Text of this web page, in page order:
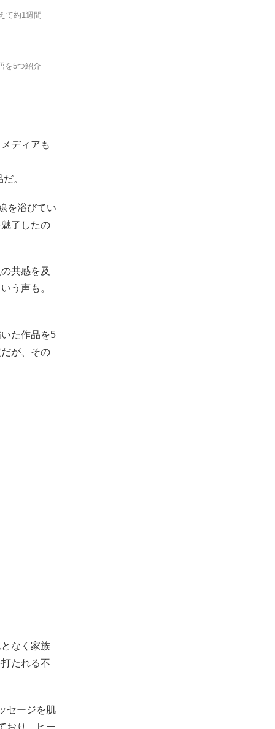
て約1週間
を5つ紹介
ディアも
。
を浴びてい
了したの
共感を及
う声も。
た作品を5
が、その
なく家族
たれる不
セージを肌
おり、ヒー